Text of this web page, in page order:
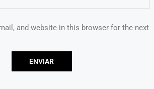
and website in this browser for the next